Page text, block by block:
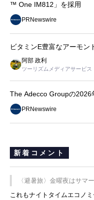
™ One IM812」を採用
PRNewswire
ビタミンE豊富なアーモ
阿部 政利
ツーリズムメディアサービス
The Adecco Groupの2026
PRNewswire
新着コメント
〈避暑旅〉金曜夜はサマ
これもナイトタイムエコノ